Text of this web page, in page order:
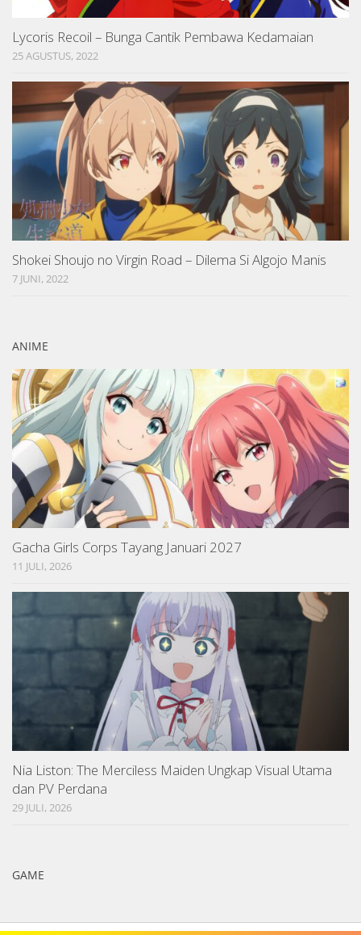
Lycoris Recoil – Bunga Cantik Pembawa Kedamaian
25 AGUSTUS, 2022
Shokei Shoujo no Virgin Road – Dilema Si Algojo Manis
7 JUNI, 2022
ANIME
Gacha Girls Corps Tayang Januari 2027
11 JULI, 2026
Nia Liston: The Merciless Maiden Ungkap Visual Utama
dan PV Perdana
29 JULI, 2026
GAME